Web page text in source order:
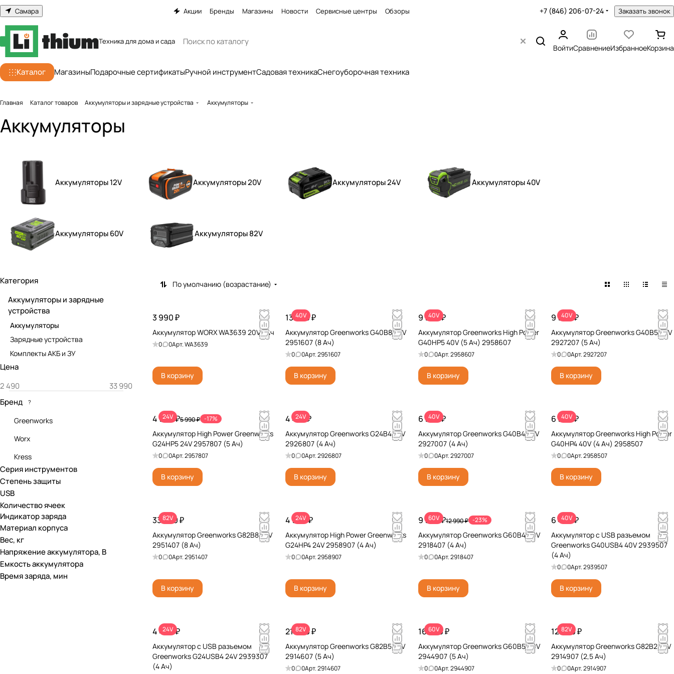
Самара Акции Бренды Магазины Новости Сервисные центры Обзоры +7 (846) 206-07-24 Заказать звонок
Техника для дома и сада
ВойтиСравнениеИзбранноеКорзина
Каталог МагазиныПодарочные сертификатыРучной инструментСадовая техникаСнегоуборочная техника
Главная Каталог товаров Аккумуляторы и зарядные устройства Аккумуляторы
Аккумуляторы
Аккумуляторы 12V Аккумуляторы 20V Аккумуляторы 24V Аккумуляторы 40V
Аккумуляторы 60V Аккумуляторы 82V
По умолчанию (возрастание)
3 990 ₽
Аккумулятор WORX WA3639 20V 2Ач
0 0Арт.WA3639
В корзину
40V
13 990 ₽
Аккумулятор Greenworks G40B8 40V
2951607 (8 Ач)
0 0Арт.2951607
В корзину
40V
9 990 ₽
Аккумулятор Greenworks High Power
G40HP5 40V (5 Ач) 2958607
0 0Арт.2958607
В корзину
40V
9 990 ₽
Аккумулятор Greenworks G40B5 40V
2927207 (5 Ач)
0 0Арт.2927207
В корзину
24V
4 990 ₽5 990 ₽ -17%
Аккумулятор High Power Greenworks
G24HP5 24V 2957807 (5 Ач)
0 0Арт.2957807
В корзину
24V
4 491 ₽
Аккумулятор Greenworks G24B4 24V
2926807 (4 Ач)
0 0Арт.2926807
В корзину
40V
6 990 ₽
Аккумулятор Greenworks G40B4 40V
2927007 (4 Ач)
0 0Арт.2927007
В корзину
40V
6 990 ₽
Аккумулятор Greenworks High Power
G40HP4 40V (4 Ач) 2958507
0 0Арт.2958507
В корзину
82V
33 990 ₽
Аккумулятор Greenworks G82B8 82V
2951407 (8 Ач)
0 0Арт.2951407
В корзину
24V
4 990 ₽
Аккумулятор High Power Greenworks
G24HP4 24V 2958907 (4 Ач)
0 0Арт.2958907
В корзину
60V
9 990 ₽12 990 ₽ -23%
Аккумулятор Greenworks G60B4 60V
2918407 (4 Ач)
0 0Арт.2918407
В корзину
40V
6 490 ₽
Аккумулятор с USB разъемом
Greenworks G40USB4 40V 2939507
(4 Ач)
0 0Арт.2939507
В корзину
24V
4 490 ₽
Аккумулятор с USB разъемом
Greenworks G24USB4 24V 2939307
(4 Ач)
82V
21 990 ₽
Аккумулятор Greenworks G82B5 82V
2914607 (5 Ач)
0 0Арт.2914607
60V
16 990 ₽
Аккумулятор Greenworks G60B5 60V
2944907 (5 Ач)
0 0Арт.2944907
82V
12 990 ₽
Аккумулятор Greenworks G82B2 82V
2914907 (2,5 Ач)
0 0Арт.2914907
Категория
Аккумуляторы и зарядные
устройства
Аккумуляторы
Зарядные устройства
Комплекты АКБ и ЗУ
Цена
Бренд ?
Greenworks
Worx
Kress
Серия инструментов
Степень защиты
USB
Количество ячеек
Индикатор заряда
Материал корпуса
Вес, кг
Напряжение аккумулятора, В
Емкость аккумулятора
Время заряда, мин